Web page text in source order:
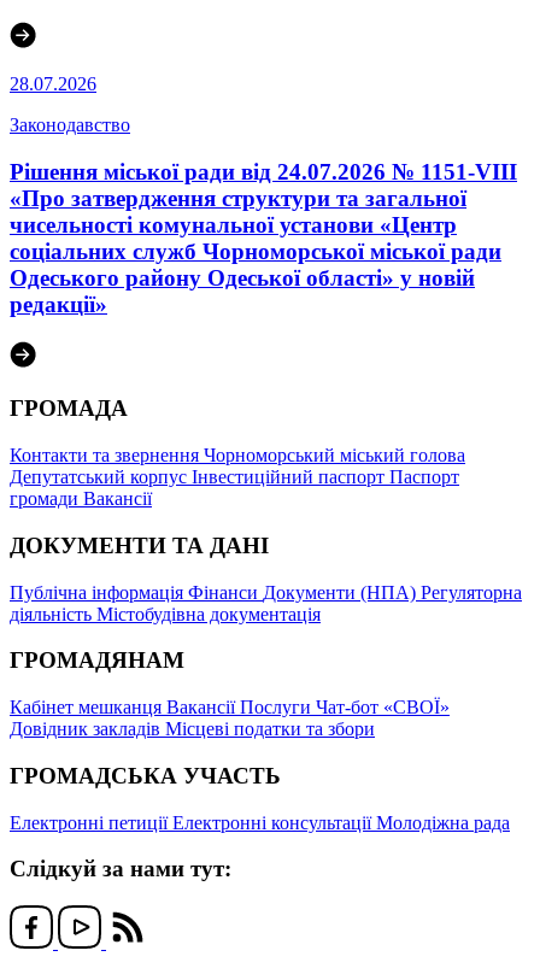
28.07.2026
Законодавство
Рішення міської ради від 24.07.2026 № 1151-VIII
«Про затвердження структури та загальної
чисельності комунальної установи «Центр
соціальних служб Чорноморської міської ради
Одеського району Одеської області» у новій
редакції»
ГРОМАДА
Контакти та звернення Чорноморський міський голова
Депутатський корпус Інвестиційний паспорт Паспорт
громади Вакансії
ДОКУМЕНТИ ТА ДАНІ
Публічна інформація Фінанси Документи (НПА) Регуляторна
діяльність Містобудівна документація
ГРОМАДЯНАМ
Кабінет мешканця ВакансіїПослуги Чат-бот «СВОЇ»
Довідник закладів Місцеві податки та збори
ГРОМАДСЬКА УЧАСТЬ
Електронні петиціїЕлектронні консультаціїМолодіжна рада
Слідкуй за нами тут: